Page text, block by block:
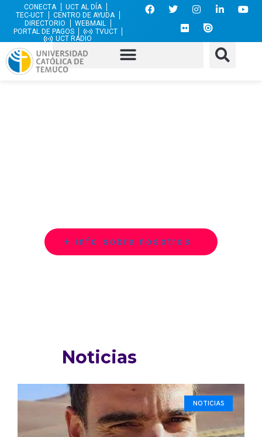
CONECTA
UCT AL DÍA
TEC-UCT
CENTRO DE AYUDA
DIRECTORIO
WEBMAIL
PORTAL DE PAGOS
TVUCT
UCT RADIO
+ info sobre nosotros
Noticias
NOTICIAS